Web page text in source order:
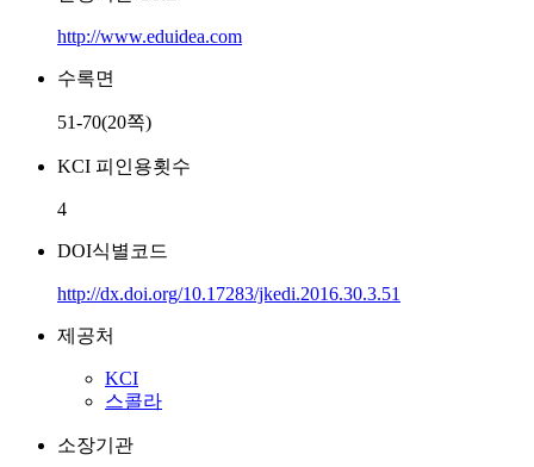
http://www.eduidea.com
수록면
51-70(20쪽)
KCI 피인용횟수
4
DOI식별코드
http://dx.doi.org/10.17283/jkedi.2016.30.3.51
제공처
KCI
스콜라
소장기관